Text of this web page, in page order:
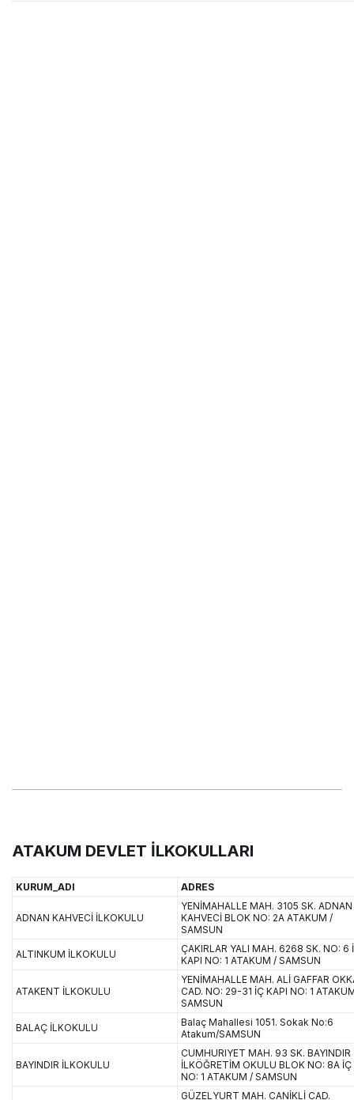
ATAKUM DEVLET İLKOKULLARI
KURUM_ADI ADRES
ADNAN KAHVECİ İLKOKULU
YENİMAHALLE MAH. 3105 SK. ADNAN
KAHVECİ BLOK NO: 2A ATAKUM /
SAMSUN
ALTINKUM İLKOKULU
ÇAKIRLAR YALI MAH. 6268 SK. NO: 6
KAPI NO: 1 ATAKUM / SAMSUN
ATAKENT İLKOKULU
YENİMAHALLE MAH. ALİ GAFFAR
CAD. NO: 29-31 İÇ KAPI NO: 1
SAMSUN
BALAÇ İLKOKULU
Balaç Mahallesi 1051. Sokak No:6
Atakum/SAMSUN
BAYINDIR İLKOKULU
CUMHURIYET MAH. 93 SK. BAYINDIR
İLKÖĞRETİM OKULU BLOK NO: 8A İÇ
NO: 1 ATAKUM / SAMSUN
GÜZELYURT MAH. CANİKLİ CAD.